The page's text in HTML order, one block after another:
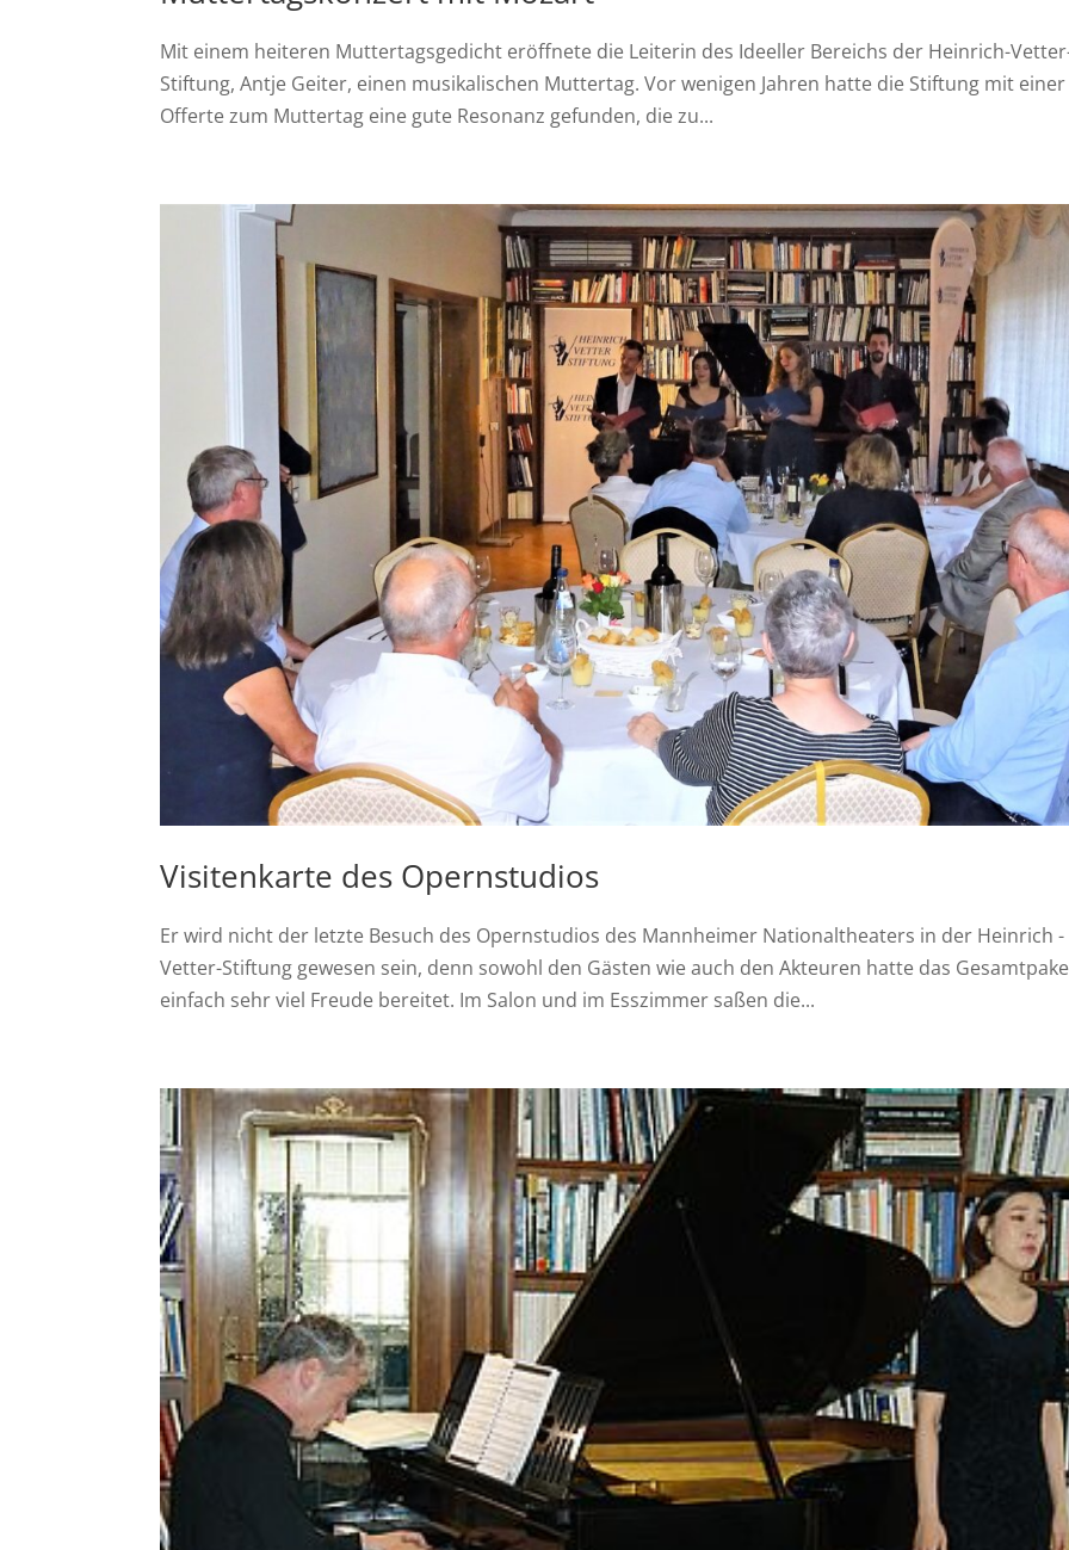
Mit einem heiteren Muttertagsgedicht eröffnete die Leiterin des Ideeller Bereichs der Heinrich-
Stiftung, Antje Geiter, einen musikalischen Muttertag. Vor wenigen Jahren hatte die Stiftung mit einer
Offerte zum Muttertag eine gute Resonanz gefunden, die zu...
Visitenkarte des Opernstudios
Er wird nicht der letzte Besuch des Opernstudios des Mannheimer Nationaltheaters in der Heinrich -
Vetter-Stiftung gewesen sein, denn sowohl den Gästen wie auch den Akteuren hatte das
einfach sehr viel Freude bereitet. Im Salon und im Esszimmer saßen die...